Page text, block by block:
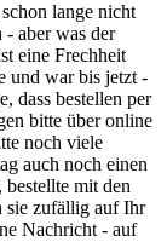
lange nicht
aber was der
eine Frechheit
und war bis jetzt -
dass bestellen per
bitte über online
noch viele
auch noch einen
mit den
sie zufällig auf Ihr
Nachricht - auf